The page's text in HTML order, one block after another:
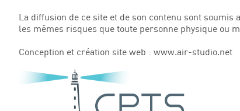
La diffusion de ce site et de son contenu sont
les mêmes risques que toute personne physique ou
Conception et création site web : www.air-studio.net